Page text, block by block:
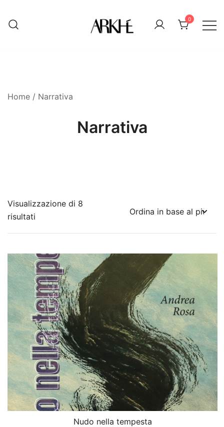
contenuto
0
Home / Narrativa
Narrativa
Visualizzazione di 8
risultati
Nudo nella tempesta